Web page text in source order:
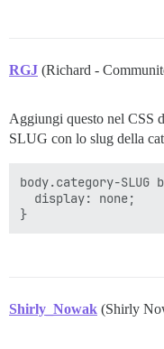
RGJ (Richard -
Aggiungi questo nel CSS
SLUG con lo slug della
body.category-
  display: none;
Shirly_Nowak (Shirly